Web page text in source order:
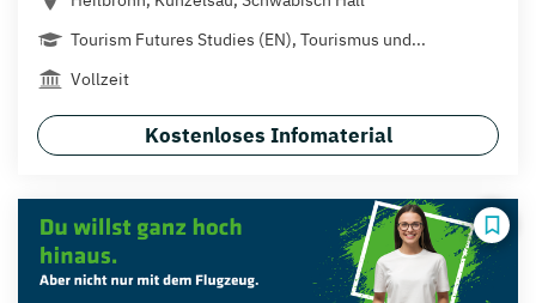
Tourism Futures Studies (EN), Tourismus und...
Vollzeit
Kostenloses Infomaterial